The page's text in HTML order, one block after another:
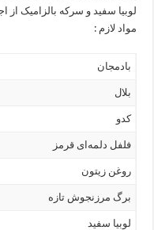
لوبیا سفید و سرکه بالزامیک
مواد لازم :
بادمجان
بلال
کدو
فلفل دلمه‌ای قرمز
روغن زیتون
برگ مرزنجوش تازه
لوبیا سفید